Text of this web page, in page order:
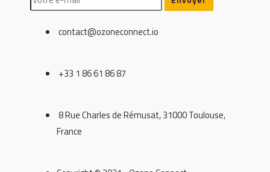
contact@ozoneconnect.io
+33 1 86 61 86 87
8 Rue Charles de Rémusat, 31000 Toulouse,
France